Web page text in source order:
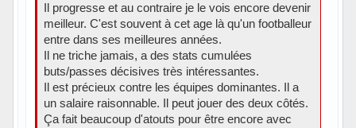
Il progresse et au contraire je le vois encore devenir
meilleur. C'est souvent à cet age là qu'un footballeur
entre dans ses meilleures années.
Il ne triche jamais, a des stats cumulées
buts/passes décisives très intéressantes.
Il est précieux contre les équipes dominantes. Il a
un salaire raisonnable. Il peut jouer des deux côtés.
Ça fait beaucoup d'atouts pour être encore avec